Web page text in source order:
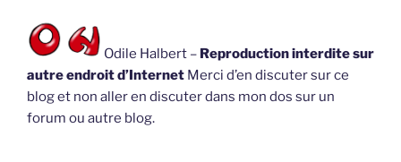
Odile Halbert – Reproduction interdite sur
autre endroit d’Internet Merci d’en discuter sur ce
blog et non aller en discuter dans mon dos sur un
forum ou autre blog.